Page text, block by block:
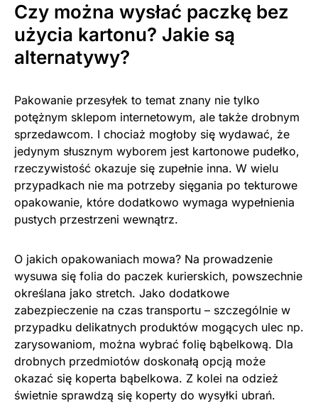
Czy można wysłać paczkę bez
użycia kartonu? Jakie są
alternatywy?
Pakowanie przesyłek to temat znany nie tylko
potężnym sklepom internetowym, ale także drobnym
sprzedawcom. I chociaż mogłoby się wydawać, że
jedynym słusznym wyborem jest kartonowe pudełko,
rzeczywistość okazuje się zupełnie inna. W wielu
przypadkach nie ma potrzeby sięgania po tekturowe
opakowanie, które dodatkowo wymaga wypełnienia
pustych przestrzeni wewnątrz.
O jakich opakowaniach mowa? Na prowadzenie
wysuwa się folia do paczek kurierskich, powszechnie
określana jako stretch. Jako dodatkowe
zabezpieczenie na czas transportu – szczególnie w
przypadku delikatnych produktów mogących ulec np.
zarysowaniom, można wybrać folię bąbelkową. Dla
drobnych przedmiotów doskonałą opcją może
okazać się koperta bąbelkowa. Z kolei na odzież
świetnie sprawdzą się koperty do wysyłki ubrań.